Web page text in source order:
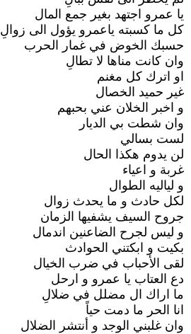
يا عمرو اجتهد بغير جمع المال
كل ما كسبته ياعمرو يؤول الى زوالِ
حسبك الخوض في غمار الحرب
وان كانت مناها لا تطالِ
او اترك كل مغنم
غير حميد الخصال
و اخبر الخلان عني بحبهم
وان شطت بي الديار
لست بسالي
لن يدوم هكذا الحال
غربة و اعياء
و لياليه الطوال
لكل حادث و ما يحدث زوال
جروح السيف يشفيها الزمان
و ليس لجرح الضاعنين اندمال
بكيت و ابكتني الحوادث
لقى الأحباب في ضرب الخيال
دع العتاب يا عمرو و ارحل
ما اراك ال مضلل في ضلالِ
انا الحر ما دمت حياً
وان غلبني الوجد و أنتشر الضلال